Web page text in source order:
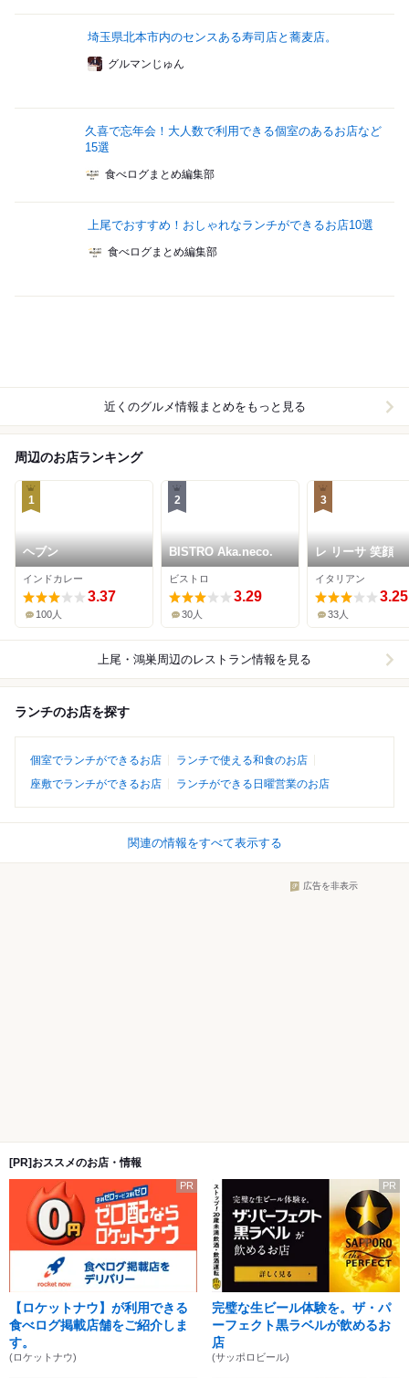
埼玉県北本市内のセンスある寿司店と蕎麦店。
グルマンじゅん
久喜で忘年会！大人数で利用できる個室のあるお店など
15選
食べログまとめ編集部
上尾でおすすめ！おしゃれなランチができるお店10選
食べログまとめ編集部
近くのグルメ情報まとめをもっと見る
周辺のお店ランキング
1
ヘブン
インドカレー
3.37
100人
2
BISTRO Aka.neco.
ビストロ
3.29
30人
3
レ リーサ 笑顔
イタリアン
3.25
33人
上尾・鴻巣周辺のレストラン情報を見る
ランチのお店を探す
個室でランチができるお店
ランチで使える和食のお店
座敷でランチができるお店
ランチができる日曜営業のお店
関連の情報をすべて表示する
広告を非表示
[PR]おススメのお店・情報
PR
【ロケットナウ】が利用できる
食べログ掲載店舗をご紹介しま
す。
(ロケットナウ)
PR
完璧な生ビール体験を。ザ・パ
ーフェクト黒ラベルが飲めるお
店
(サッポロビール)